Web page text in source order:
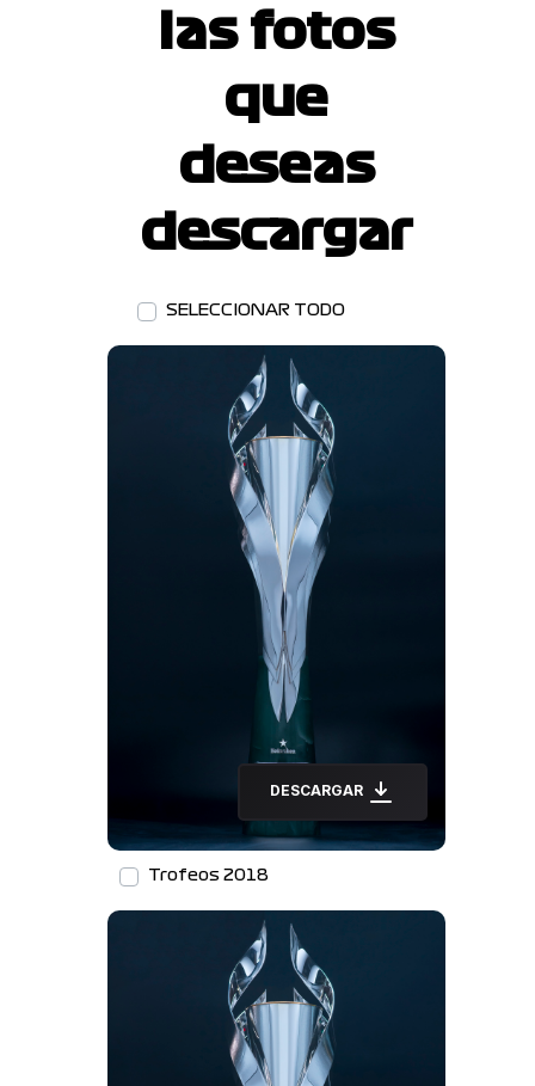
las fotos
que
deseas
descargar
SELECCIONAR TODO
DESCARGAR
Trofeos 2018